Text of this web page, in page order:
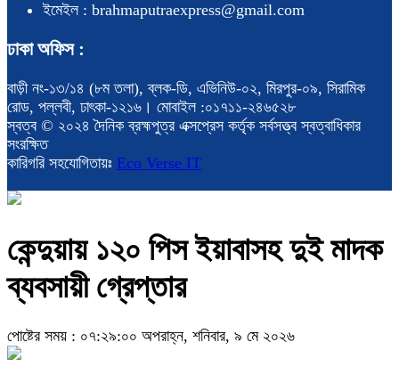
ইমেইল : brahmaputraexpress@gmail.com
ঢাকা অফিস :
বাড়ী নং-১৩/১৪ (৮ম তলা), ব্লক-ডি, এভিনিউ-০২, মিরপুর-০৯, সিরামিক
রোড, পল্লবী, ঢাৎকা-১২১৬। মোবাইল :০১৭১১-২৪৬৫২৮
স্বত্ব © ২০২৪ দৈনিক ব্রহ্মপুত্র এক্সপ্রেস কর্তৃক সর্বসত্ত্ব স্বত্বাধিকার
সংরক্ষিত
কারিগরি সহযোগিতায়ঃ Eco Verse IT
কেন্দুয়ায় ১২০ পিস ইয়াবাসহ দুই মাদক
ব্যবসায়ী গ্রেপ্তার
পোষ্টের সময় : ০৭:২৯:০০ অপরাহ্ন, শনিবার, ৯ মে ২০২৬